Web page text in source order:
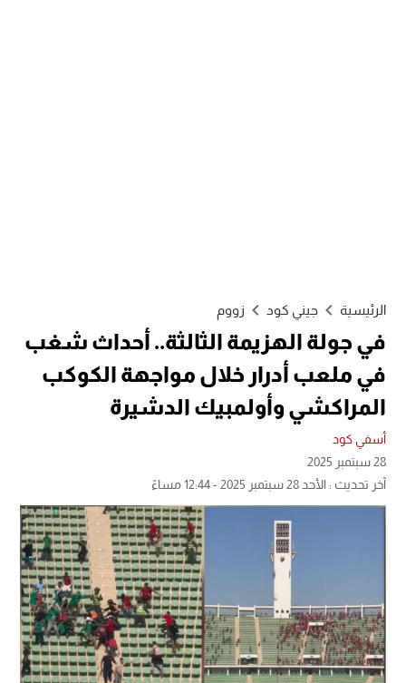
الرئيسية جيني كود زووم
في جولة الهزيمة الثالثة.. أحداث شغب
في ملعب أدرار خلال مواجهة الكوكب
المراكشي وأولمبيك الدشيرة
أسفي كود
28 سبتمبر 2025
آخر تحديث : الأحد 28 سبتمبر 2025 - 12:44 مساءً